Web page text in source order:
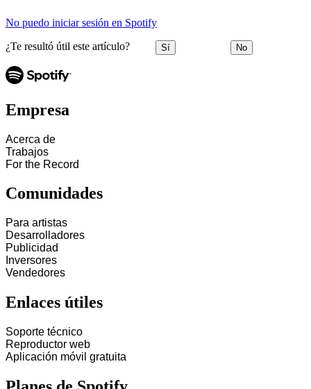
No puedo iniciar sesión en Spotify
¿Te resultó útil este artículo? Sí No
Empresa
Acerca de
Trabajos
For the Record
Comunidades
Para artistas
Desarrolladores
Publicidad
Inversores
Vendedores
Enlaces útiles
Soporte técnico
Reproductor web
Aplicación móvil gratuita